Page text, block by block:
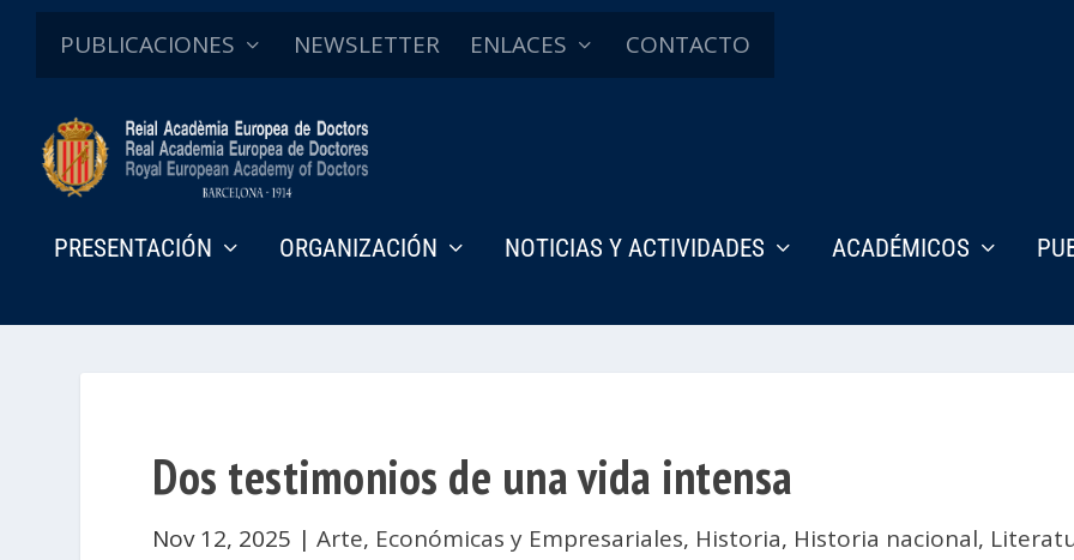
PUBLICACIONES NEWSLETTER ENLACES CONTACTO
PRESENTACIÓN ORGANIZACIÓN NOTICIAS Y ACTIVIDADES ACADÉMICOS
Dos testimonios de una vida intensa
Nov 12, 2025 |Arte, Económicas y Empresariales, Historia, Historia nacional,